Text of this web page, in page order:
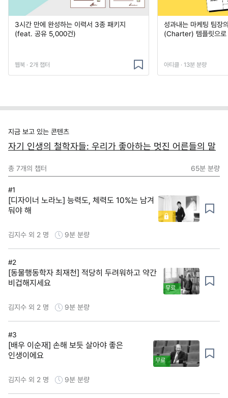
3시간 만에 완성하는 이력서 3종 패키지
(feat. 공유 5,000건)
웹북 · 2개 챕터
성과내는 마케팅 팀장
(Charter) 템플릿으로
아티클 · 13분 분량
지금 보고 있는 콘텐츠
자기 인생의 철학자들: 우리가 좋아하는 멋진 어른들의 말
총 7개의 챕터 65분 분량
#1
[디자이너 노라노] 능력도, 체력도 10%는 남겨
둬야 해
김지수 외 2 명 9분 분량
#2
[동물행동학자 최재천] 적당히 두려워하고 약간
비겁해지세요
무료
김지수 외 2 명 9분 분량
#3
[배우 이순재] 손해 보듯 살아야 좋은
인생이에요
무료
김지수 외 2 명 9분 분량